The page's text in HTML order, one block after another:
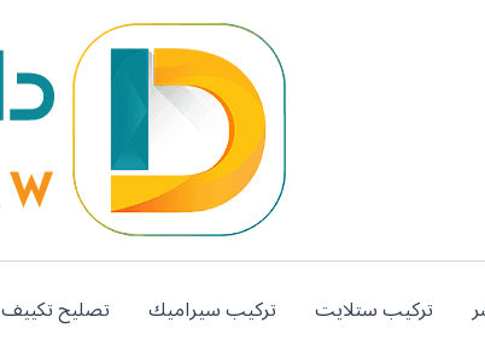
تركيب ستلايت تركيب سيراميك تصليح تكييف